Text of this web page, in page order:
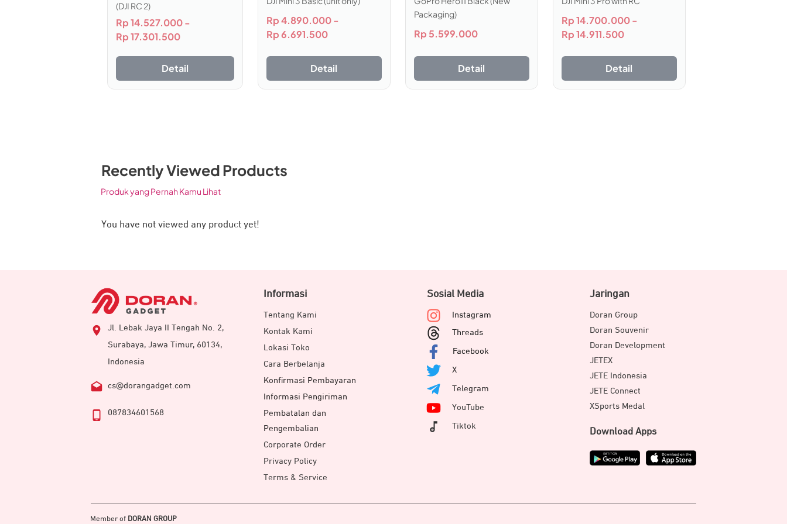
Lensa Mod Ultra Wide:
mampu menghadirkan tampilan 36% lebih lebar + 48% lebih tinggi dan mendapatkan sudut pandang terbaik.
Lensa Mod Anamorphic:
hadirkan aspek rasio sinematik 21:9 tanpa memicu distorsi menggunakan efek cahaya lensa. Hasil menakjubkan
dengan tampilan layar yang lebar dan efek letterbox.
ND Filter:mampu menyesuaikan pengaturan video kamera untuk menghasilkan motion blur berkualitas profesional secara otomatis.
Auto Detection:kemampuan mendeteksi secara otomatis lensa yang dipasang. Perangkat akan menyesuaikan menu pengaturan yang sesuai
secara otomatis
Dirancang untuk pengambilan gambar yang lebih profesional, GoPro Hero 13 Black mampu menghadirkan resolusi hingga 5.3K60. Termasuk
(DJI RC 2)
Rp14.527.000-
Rp17.301.500
Detail
Rp4.890.000-
Rp6.691.500
Detail
Packaging)
Rp5.599.000
Detail
Rp14.700.000-
Rp14.911.500
Detail
Recently Viewed Products
Produk yang Pernah Kamu Lihat
You have not viewed any product yet!
Jl. Lebak Jaya II Tengah No. 2,
Surabaya, Jawa Timur, 60134,
Indonesia
cs@dorangadget.com
087834601568
Informasi
Tentang Kami
Kontak Kami
Lokasi Toko
Cara Berbelanja
Konfirmasi Pembayaran
Informasi Pengiriman
Pembatalan dan
Pengembalian
Corporate Order
Privacy Policy
Terms & Service
Sosial Media
Instagram
Threads
Facebook
X
Telegram
YouTube
Tiktok
Jaringan
Doran Group
Doran Souvenir
Doran Development
JETEX
JETE Indonesia
JETE Connect
XSports Medal
Download Apps
Member of DORAN GROUP